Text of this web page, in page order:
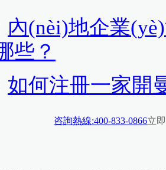
內(nèi)地企業
些？
如何注冊一家開曼
咨詢熱線:400-833-0866立